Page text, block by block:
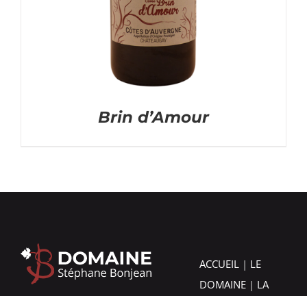
Brin d’Amour
ACCUEIL | LE
DOMAINE | LA